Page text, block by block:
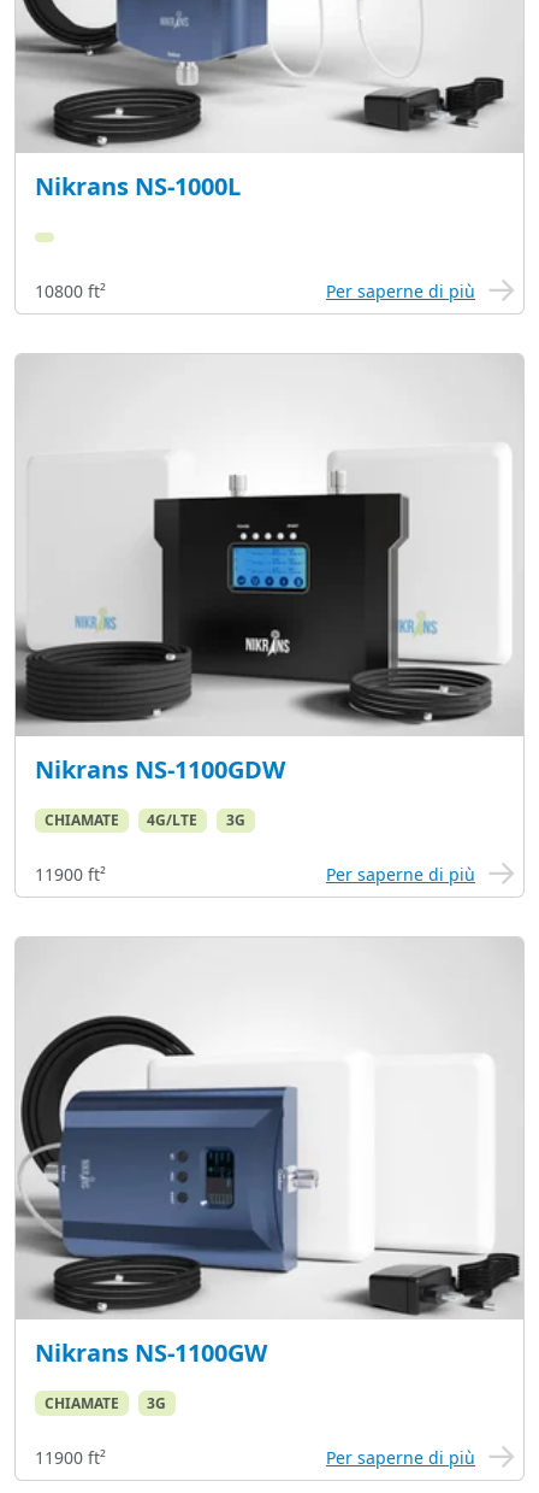
Nikrans NS-1000L
10800 ft² Per saperne di più
Nikrans NS-1100GDW
CHIAMATE 4G/LTE 3G
11900 ft² Per saperne di più
Nikrans NS-1100GW
CHIAMATE 3G
11900 ft² Per saperne di più